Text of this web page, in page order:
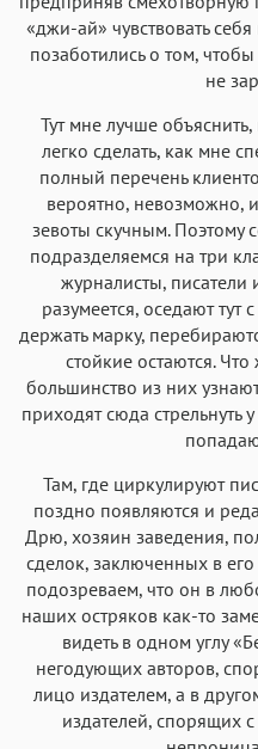
«джи-ай» чувствовать
позаботились о том,
не
Тут мне лучше
легко сделать, как мне
полный перечень
вероятно, невозможно,
зевоты скучным. Поэтому
подразделяемся на три
журналисты,
разумеется, оседают тут
держать марку,
стойкие остаются. Что
большинство из них
приходят сюда стрельнуть
Там, где циркулируют
поздно появляются и
Дрю, хозяин заведения,
сделок, заключенных в
подозреваем, что он в
наших остряков как-то
видеть в одном углу
негодующих авторов,
лицо издателем, а в
издателей, спорящих